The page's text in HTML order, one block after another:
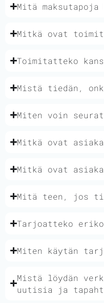
Mitä maksutapoja
Mitkä ovat
Toimitatteko
Mistä tiedän,
Miten voin
Mitkä ovat
Mitkä ovat
Mitä teen, jos
Tarjoatteko
Miten käytän
Mistä löydän
uutisia ja